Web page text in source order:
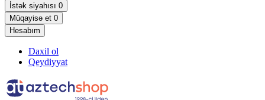
İstək siyahısı 0
Müqayisə et 0
Hesabım
Daxil ol
Qeydiyyat